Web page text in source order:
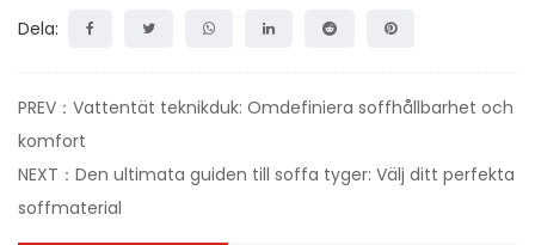
Dela:
PREV：Vattentät teknikduk: Omdefiniera soffhållbarhet och
komfort
NEXT：Den ultimata guiden till soffa tyger: Välj ditt perfekta
soffmaterial